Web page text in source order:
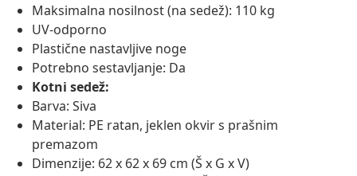
Maksimalna nosilnost (na sedež): 110 kg
UV-odporno
Plastične nastavljive noge
Potrebno sestavljanje: Da
Kotni sedež:
Barva: Siva
Material: PE ratan, jeklen okvir s prašnim
premazom
Dimenzije: 62 x 62 x 69 cm (Š x G x V)